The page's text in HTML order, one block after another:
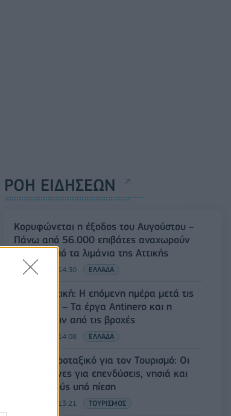
ΡΟΗ ΕΙΔΗΣΕΩΝ
Κορυφώνεται η έξοδος του Αυγούστου –
Πάνω από 56.000 επιβάτες αναχωρούν
σήμερα από τα λιμάνια της Αττικής
08/08/2026 - 14:30 ΕΛΛΑΔΑ
Δυτική Αττική: Η επόμενη ημέρα μετά τις
πυρκαγιές – Τα έργα Antinero και η
«μάχη» πριν από τις βροχές
08/08/2026 - 14:08 ΕΛΛΑΔΑ
Ειδικό Χωροταξικό για τον Τουρισμό: Οι
νέοι κανόνες για επενδύσεις, νησιά και
προορισμούς υπό πίεση
08/08/2026 - 13:21 ΤΟΥΡΙΣΜΟΣ